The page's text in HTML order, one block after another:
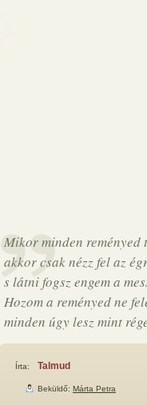
Mikor minden reményed
akkor csak nézz fel az
s látni fogsz engem a
Hozom a reményed ne
minden úgy lesz mint
Írta: Talmud
Beküldő: Márta Petra